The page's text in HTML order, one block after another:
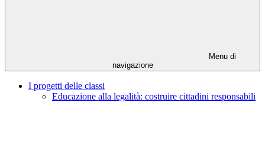
Menu di
navigazione
I progetti delle classi
Educazione alla legalità: costruire cittadini responsabili